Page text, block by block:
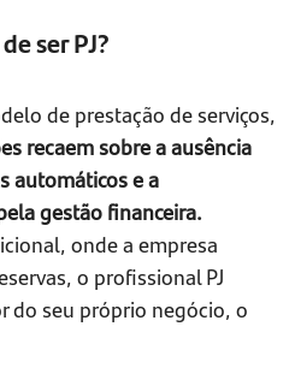
ser PJ?
de prestação de serviços,
recaem sobre a ausência
automáticos e a
gestão financeira.
onde a empresa
o profissional PJ
do seu próprio negócio, o